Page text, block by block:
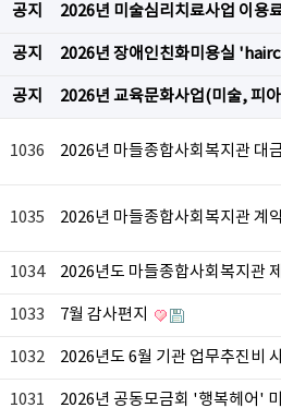
공지 2026년 미술심리치료사업 이용
공지 2026년 장애인친화미용실
공지 2026년 교육문화사업(미술, 피
1036 2026년 마들종합사회복지관 대
1035 2026년 마들종합사회복지관 계
1034 2026년도 마들종합사회복지관
1033 7월 감사편지
1032 2026년도 6월 기관 업무추진비
1031 2026년 공동모금회 '행복헤어'